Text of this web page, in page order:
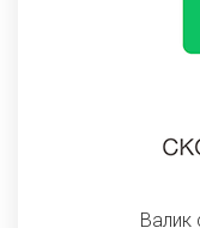
Валик